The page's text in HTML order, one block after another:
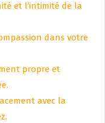
et l’intimité de la
dans votre
propre et
avec la